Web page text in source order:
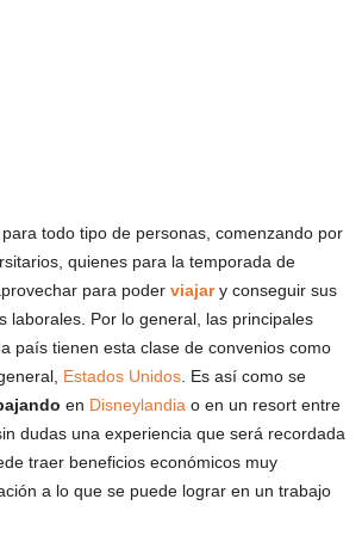
todo tipo de personas, comenzando por
quienes para la temporada de
para poder viajary conseguir sus
laborales. Por lo general, las principales
país tienen esta clase de convenios como
Estados Unidos . Es así como se
en Disneylandia o en un resort entre
dudas una experiencia que será recordada
traer beneficios económicos muy
a lo que se puede lograr en un trabajo